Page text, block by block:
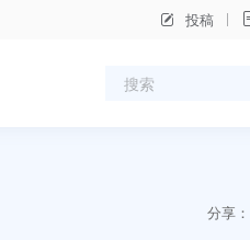
投稿
分享：